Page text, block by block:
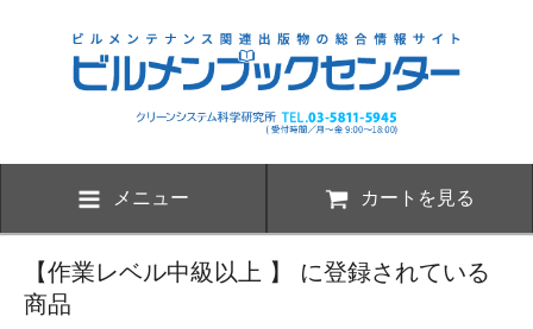
メニュー カートを見る
【作業レベル中級以上 】 に登録されている
商品